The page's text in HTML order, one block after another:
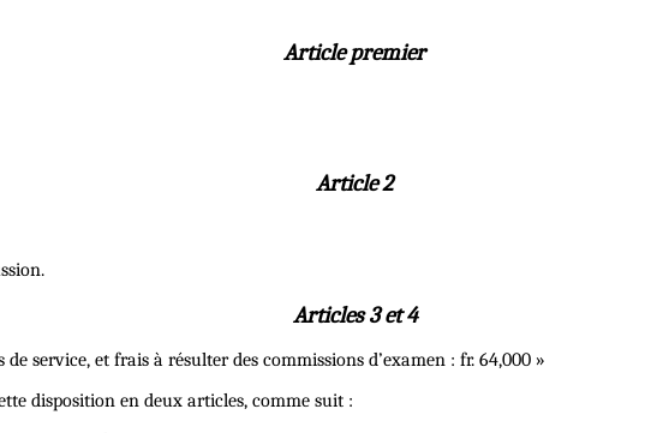
Article premier
Article 2
Articles 3 et 4
service, et frais à résulter des commissions d’examen : fr. 64,000 »
disposition en deux articles, comme suit :